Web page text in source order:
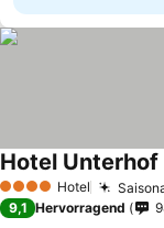
4 Sterne Hotel
Hotel Unterhof
9,1 Hervorragend